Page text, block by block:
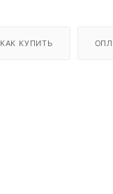
КАК КУПИТЬ